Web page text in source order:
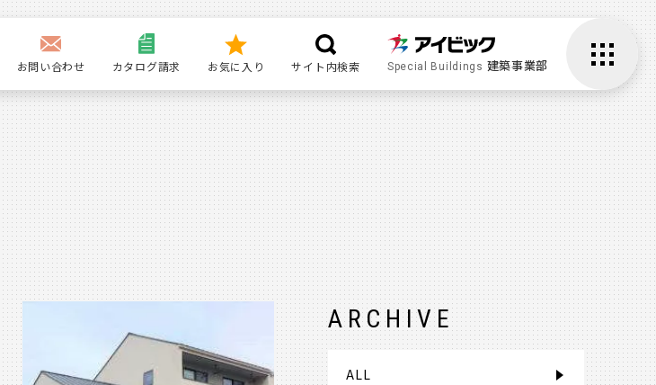
お問い合わせ カタログ請求 お気に入り サイト内検索 Special Buildings 建築事業部
ARCHIVE
ALL